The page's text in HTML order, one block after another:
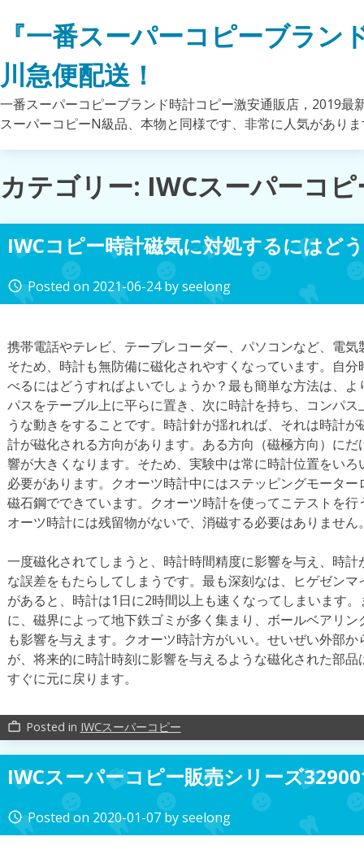
『一番スーパーコピーブラ
川急便配送！
一番スーパーコピーブランド時計コピー激安通販店，2019
スーパーコピーN級品、本物と同様です、非常に人気があり
カテゴリー: IWCスーパーコピ
IWCコピー時計磁気に対処するにはど
access_time Posted on 2021-06-24byseelong
携帯電話やテレビ、テープレコーダー、パソコンなど、電
そため、時計も無防備に磁化されやすくなっています。自
べるにはどうすればよいでしょうか？最も簡単な方法は、
パスをテーブル上に平らに置き、次に時計を持ち、コンパ
うな動きをすることです。時計針が揺れれば、それは時計
計が磁化される方向があります。ある方向（磁極方向）に
響が大きくなります。そため、実験中は常に時計位置をい
必要があります。クオーツ時計中にはステッピングモータ
磁石鋼でできています。クオーツ時計を使ってこテストを
オーツ時計には残留物がないで、消磁する必要はありません
一度磁化されてしまうと、時計時間精度に影響を与え、時
な誤差をもたらしてしまうです。最も深刻なは、ヒゲゼン
があると、時計は1日に2時間以上も速くなってしまいます
に、磁界によって地下鉄ゴミが多く集まり、ボールベアリ
も影響を与えます。クオーツ時計方がいい。せいぜい外部
が、将来的に時計時刻に影響を与えるような磁化された部
すぐに元に戻ります。
work_outline Posted in IWCスーパーコピー
IWCスーパーコピー販売シリーズ
access_time Posted on 2020-01-07 byseelong